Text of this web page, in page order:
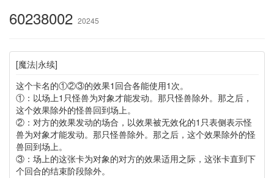
60238002 20245
[魔法|永续]
这个卡名的①②③的效果1回合各能使用1次。
①：以场上1只怪兽为对象才能发动。那只怪兽除外。那之后，
这个效果除外的怪兽回到场上。
②：对方的效果发动的场合，以效果被无效化的1只表侧表示怪
兽为对象才能发动。那只怪兽除外。那之后，这个效果除外的怪
兽回到场上。
③：场上的这张卡为对象的对方的效果适用之际，这张卡直到下
个回合的结束阶段除外。